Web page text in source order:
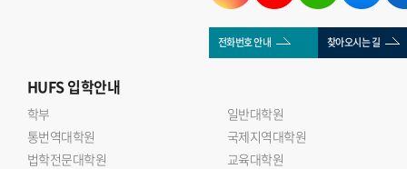
전화번호 안내 찾아오시는 길
HUFS입학안내
학부
일반대학원
통번역대학원
국제지역대학원
법학전문대학원
교육대학원